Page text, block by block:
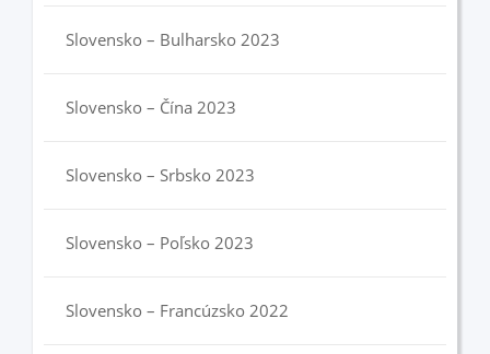
Slovensko – Bulharsko 2023
Slovensko – Čína 2023
Slovensko – Srbsko 2023
Slovensko – Poľsko 2023
Slovensko – Francúzsko 2022